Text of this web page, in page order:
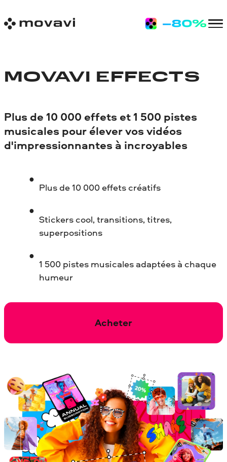
MOVAVI EFFECTS
Plus de 10 000 effets et 1 500 pistes
musicales pour élever vos vidéos
d'impressionnantes à incroyables
Plus de 10 000 effets créatifs
Stickers cool, transitions, titres,
superpositions
1 500 pistes musicales adaptées à chaque
humeur
Acheter